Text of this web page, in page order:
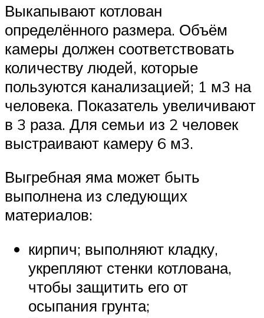
Выкапывают котлован
определённого размера. Объём
камеры должен соответствовать
количеству людей, которые
пользуются канализацией; 1 м3 на
человека. Показатель увеличивают
в 3 раза. Для семьи из 2 человек
выстраивают камеру 6 м3.
Выгребная яма может быть
выполнена из следующих
материалов:
кирпич; выполняют кладку,
укрепляют стенки котлована,
чтобы защитить его от
осыпания грунта;